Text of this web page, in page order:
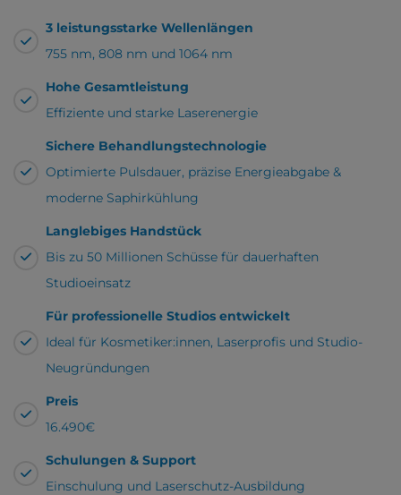
3 leistungsstarke Wellenlängen
755 nm, 808 nm und 1064 nm
Hohe Gesamtleistung
Effiziente und starke Laserenergie
Sichere Behandlungstechnologie
Optimierte Pulsdauer, präzise Energieabgabe &
moderne Saphirkühlung
Langlebiges Handstück
Bis zu 50 Millionen Schüsse für dauerhaften
Studioeinsatz
Für professionelle Studios entwickelt
Ideal für Kosmetiker:innen, Laserprofis und Studio-
Neugründungen
Preis
16.490€
Schulungen & Support
Einschulung und Laserschutz-Ausbildung